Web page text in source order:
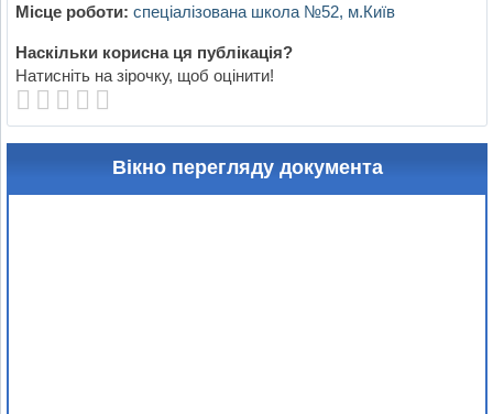
Місце роботи: спеціалізована школа №52, м.Київ
Наскільки корисна ця публікація?
Натисніть на зірочку, щоб оцінити!
Вікно перегляду документа